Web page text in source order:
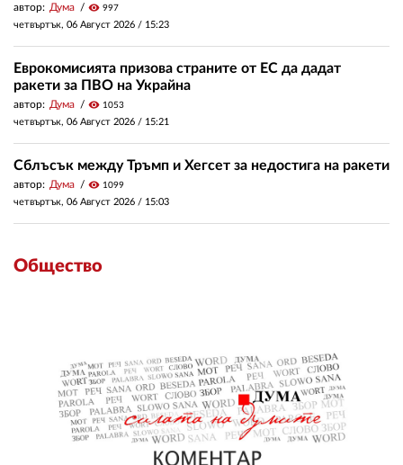
автор: Дума visibility 997
четвъртък, 06 Август 2026 / 15:23
Еврокомисията призова страните от ЕС да дадат
ракети за ПВО на Украйна
автор: Дума visibility 1053
четвъртък, 06 Август 2026 / 15:21
Сблъсък между Тръмп и Хегсет за недостига на ракети
автор: Дума visibility 1099
четвъртък, 06 Август 2026 / 15:03
Общество